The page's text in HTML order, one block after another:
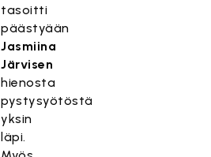
tasoitti
päästyään
Jasmiina
Järvisen
hienosta
pystysyötöstä
yksin
läpi.